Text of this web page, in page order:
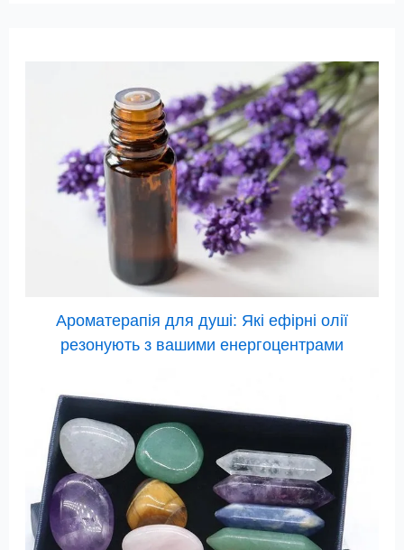
Ароматерапія для душі: Які ефірні олії
резонують з вашими енергоцентрами